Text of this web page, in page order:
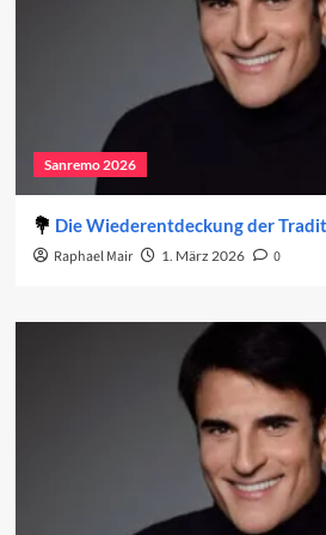
Sanremo 2026
Die Wiederentdeckung der
Raphael Mair 1. März 2026 0